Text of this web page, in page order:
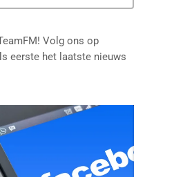
Volg ons op
eerste het laatste nieuws